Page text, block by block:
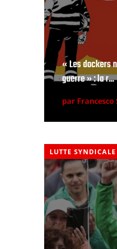
« Les dockers
guerre » : la r...
par Francesco
LUTTE SYNDICALE